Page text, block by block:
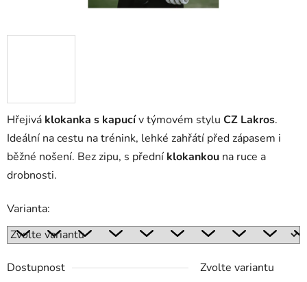
Hřejivá klokanka s kapucív týmovém stylu CZ Lakros.
Ideální na cestu na trénink, lehké zahřátí před zápasem i
běžné nošení. Bez zipu, s přední klokankou na ruce a
drobnosti.
Varianta:
Dostupnost Zvolte variantu